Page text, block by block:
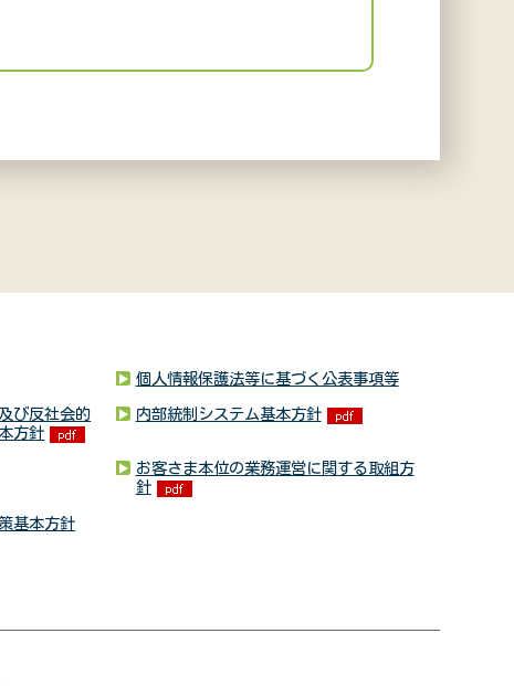
個人情報保護法等に基づく公表事項等
び反社会的
方針
内部統制システム基本方針
お客さま本位の業務運営に関する取組方
針
基本方針